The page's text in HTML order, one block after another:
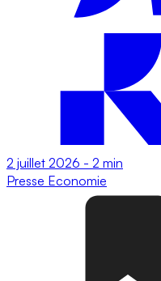
2 juillet 2026 - 2 min
Presse Economie